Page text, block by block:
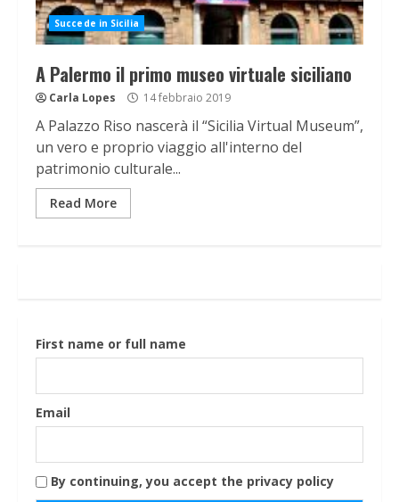
Succede in Sicilia
A Palermo il primo museo virtuale siciliano
Carla Lopes 14 febbraio 2019
A Palazzo Riso nascerà il “Sicilia Virtual Museum”,
un vero e proprio viaggio all'interno del
patrimonio culturale...
Read More
First name or full name
Email
By continuing, you accept the privacy policy